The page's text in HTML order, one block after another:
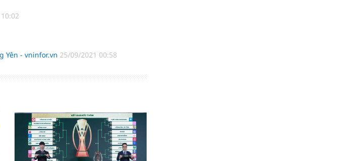
Yên - vninfor.vn 25/09/2021 00:58